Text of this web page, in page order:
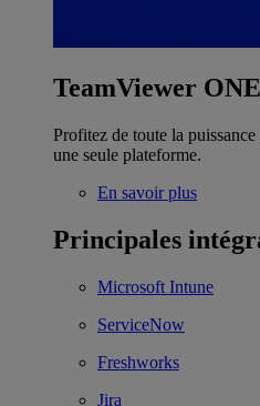
TeamViewer ONE
Profitez de toute la
une seule plateforme.
En savoir plus
Principales
Microsoft Intune
ServiceNow
Freshworks
Jira